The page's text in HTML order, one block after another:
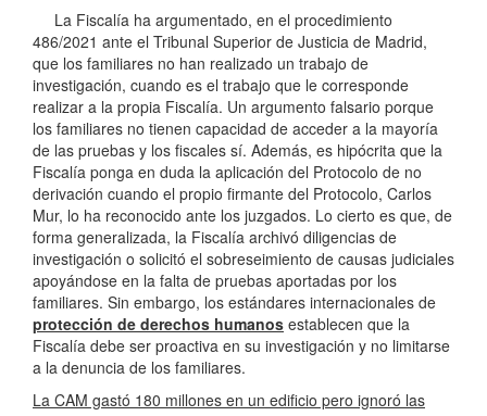
La Fiscalía ha argumentado, en el procedimiento
486/2021 ante el Tribunal Superior de Justicia de Madrid,
que los familiares no han realizado un trabajo de
investigación, cuando es el trabajo que le corresponde
realizar a la propia Fiscalía. Un argumento falsario porque
los familiares no tienen capacidad de acceder a la mayoría
de las pruebas y los fiscales sí. Además, es hipócrita que la
Fiscalía ponga en duda la aplicación del Protocolo de no
derivación cuando el propio firmante del Protocolo, Carlos
Mur, lo ha reconocido ante los juzgados. Lo cierto es que, de
forma generalizada, la Fiscalía archivó diligencias de
investigación o solicitó el sobreseimiento de causas judiciales
apoyándose en la falta de pruebas aportadas por los
familiares. Sin embargo, los estándares internacionales de
protección de derechos humanos establecen que la
Fiscalía debe ser proactiva en su investigación y no limitarse
a la denuncia de los familiares.
La CAM gastó 180 millones en un edificio pero ignoró las